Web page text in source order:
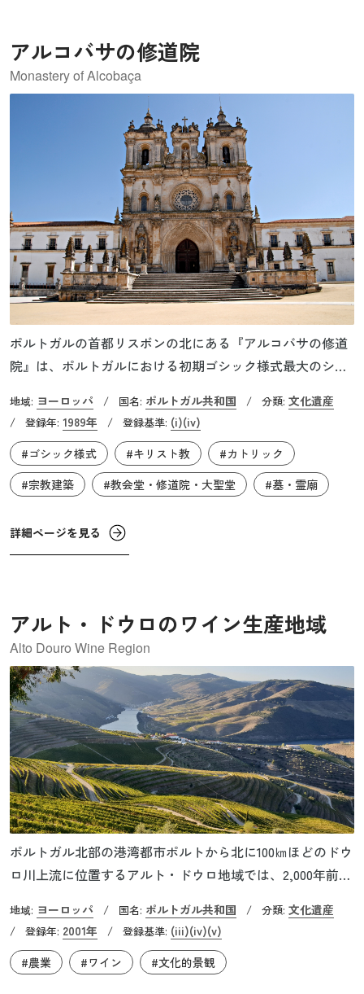
アルコバサの修道院
Monastery of Alcobaça
ポルトガルの首都リスボンの北にある『アルコバサの修道
院』は、ポルトガルにおける初期ゴシック様式最大のシト
アフォンソ1世は、1152年にはアルコバサ周辺の開拓を委任
する形で、シトー会へ一帯の土地を譲渡します。これに
は、当時キリスト教世界で力をつけ始めたシトー会の聖ベ
ルナールから支援を得たいというアフォンソ1世の目論見が
あったと言われています。修道院の建設は1178年に開始さ
れました。
地域: ヨーロッパ / 国名: ポルトガル共和国 / 分類: 文化遺産
/ 登録年: 1989年 / 登録基準: (i)(iv)
#ゴシック様式
#キリスト教
#カトリック
#宗教建築
#教会堂・修道院・大聖堂 #墓・霊廟
詳細ページを見る
アルト・ドウロのワイン生産地域
Alto Douro Wine Region
ポルトガル北部の港湾都市ポルトから北に100㎞ほどのドウ
ロ川上流に位置するアルト・ドウロ地域では、2,000年前か
は暑く冬は寒冷で雨量が少ないという気候です。その自然
環境がワインのブドウ栽培に適していました。何世紀にも
わたり、起伏の激しい傾斜地にブドウの苗木を植えるため
地域: ヨーロッパ / 国名: ポルトガル共和国 / 分類: 文化遺産
/ 登録年: 2001年 / 登録基準: (iii)(iv)(v)
#農業
#ワイン #文化的景観